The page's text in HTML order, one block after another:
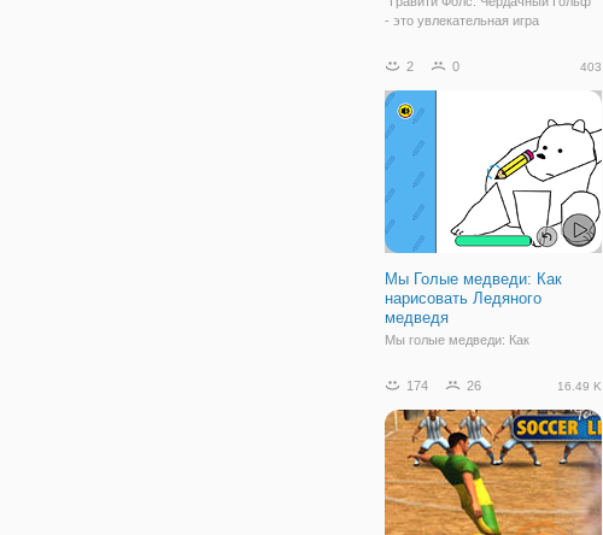
- это увлекательная игра
предстоит сыграть в гольф. Но
запоминающимся, ведь персонажи
мультсериала Гравити Фолз будут
сопровождать
2 0 403
Мы Голые медведи: Как
нарисовать Ледяного
медведя
Мы голые медведи: Как
забавная игра, чтобы нарисовать
терпится нарисовать ледяного
медведя? Это кажется таким
простым, но когда вы начинаете
это делать, вы
174 26 16.49 K